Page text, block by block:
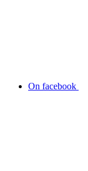
On facebook